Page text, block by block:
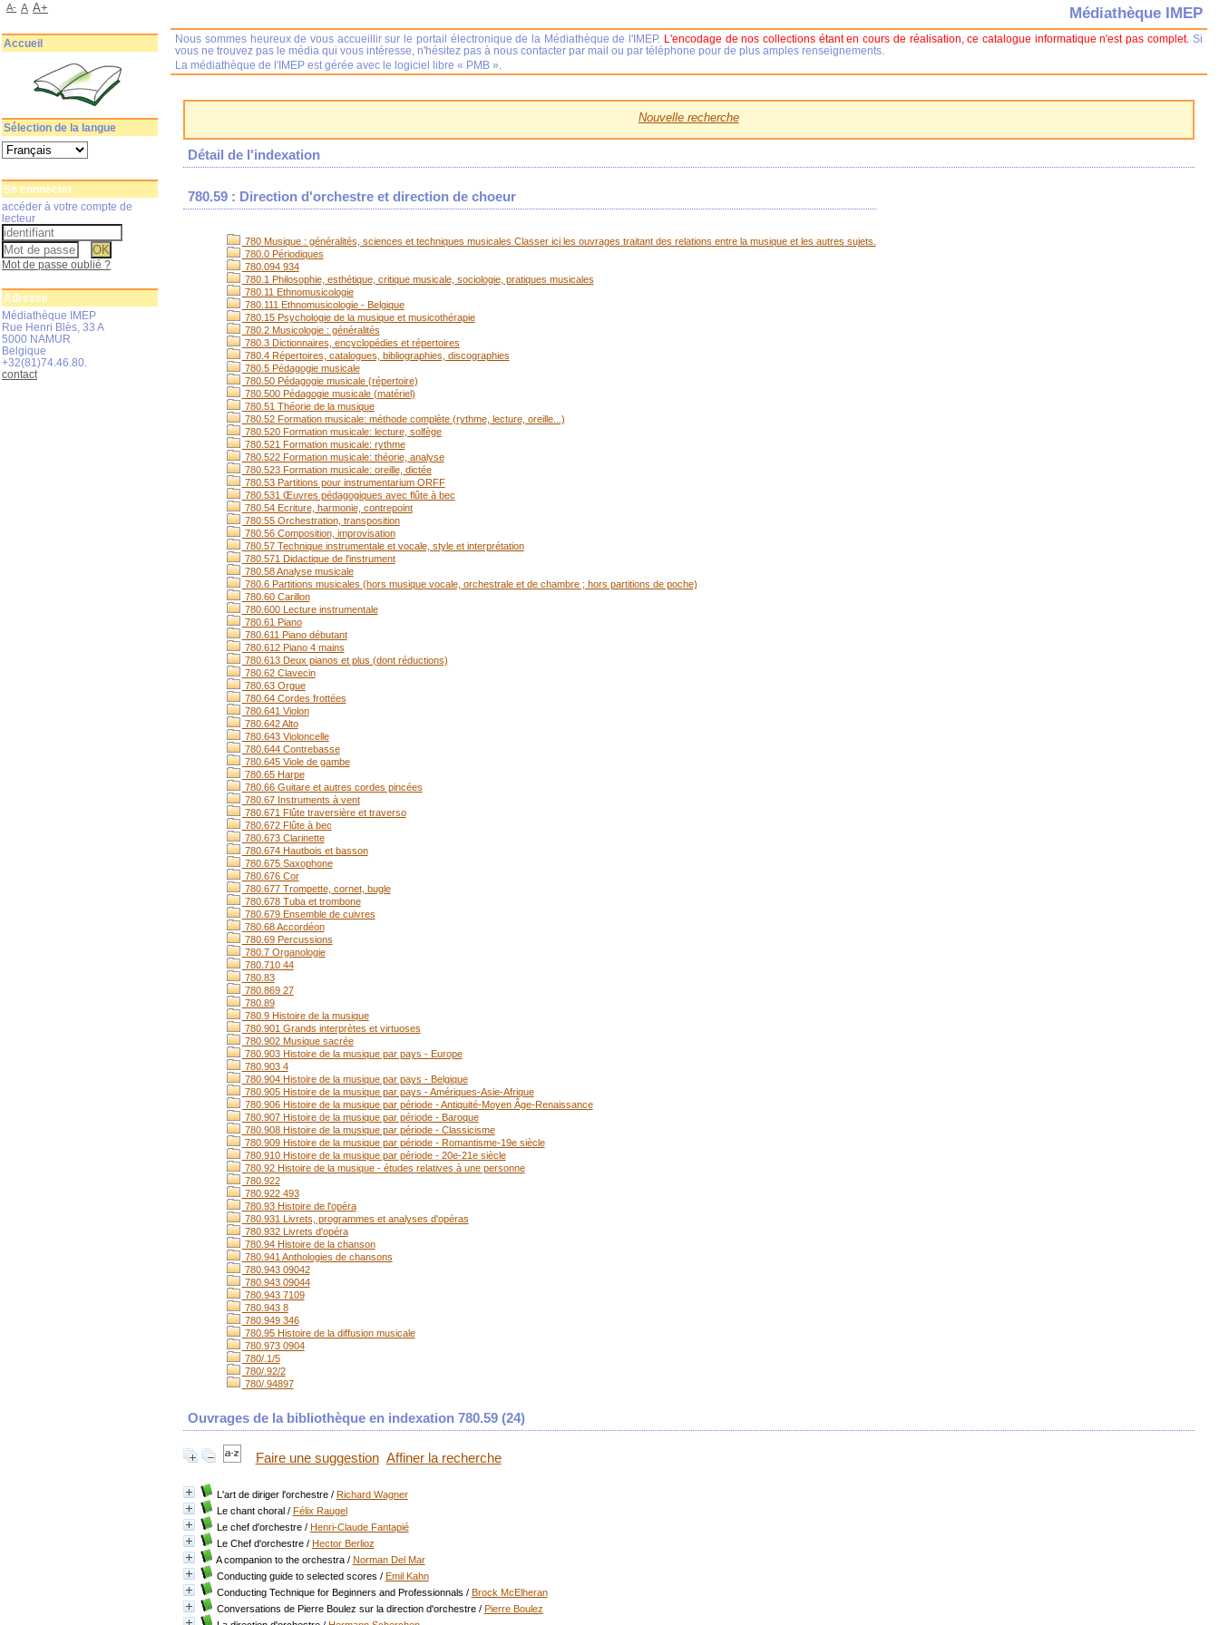
Nouvelle recherche
Détail de l'indexation
780.59 : Direction d'orchestre et direction de choeur
780 Musique : généralités, sciences et techniques musicales Classer ici les ouvrages traitant des relations entre la musique et les autres sujets.
780.0 Périodiques
780.094 934
780.1 Philosophie, esthétique, critique musicale, sociologie, pratiques musicales
780.11 Ethnomusicologie
780.111 Ethnomusicologie - Belgique
780.15 Psychologie de la musique et musicothérapie
780.2 Musicologie : généralités
780.3 Dictionnaires, encyclopédies et répertoires
780.4 Répertoires, catalogues, bibliographies, discographies
780.5 Pédagogie musicale
780.50 Pédagogie musicale (répertoire)
780.500 Pédagogie musicale (matériel)
780.51 Théorie de la musique
780.52 Formation musicale: méthode complète (rythme, lecture, oreille...)
780.520 Formation musicale: lecture, solfège
780.521 Formation musicale: rythme
780.522 Formation musicale: théorie, analyse
780.523 Formation musicale: oreille, dictée
780.53 Partitions pour instrumentarium ORFF
780.531 Œuvres pédagogiques avec flûte à bec
780.54 Ecriture, harmonie, contrepoint
780.55 Orchestration, transposition
780.56 Composition, improvisation
780.57 Technique instrumentale et vocale, style et interprétation
780.571 Didactique de l'instrument
780.58 Analyse musicale
780.6 Partitions musicales (hors musique vocale, orchestrale et de chambre ; hors partitions de poche)
780.60 Carillon
780.600 Lecture instrumentale
780.61 Piano
780.611 Piano débutant
780.612 Piano 4 mains
780.613 Deux pianos et plus (dont réductions)
780.62 Clavecin
780.63 Orgue
780.64 Cordes frottées
780.641 Violon
780.642 Alto
780.643 Violoncelle
780.644 Contrebasse
780.645 Viole de gambe
780.65 Harpe
780.66 Guitare et autres cordes pincées
780.67 Instruments à vent
780.671 Flûte traversière et traverso
780.672 Flûte à bec
780.673 Clarinette
780.674 Hautbois et basson
780.675 Saxophone
780.676 Cor
780.677 Trompette, cornet, bugle
780.678 Tuba et trombone
780.679 Ensemble de cuivres
780.68 Accordéon
780.69 Percussions
780.7 Organologie
780.710 44
780.83
780.869 27
780.89
780.9 Histoire de la musique
780.901 Grands interprètes et virtuoses
780.902 Musique sacrée
780.903 Histoire de la musique par pays - Europe
780.903 4
780.904 Histoire de la musique par pays - Belgique
780.905 Histoire de la musique par pays - Amériques-Asie-Afrique
780.906 Histoire de la musique par période - Antiquité-Moyen Âge-Renaissance
780.907 Histoire de la musique par période - Baroque
780.908 Histoire de la musique par période - Classicisme
780.909 Histoire de la musique par période - Romantisme-19e siècle
780.910 Histoire de la musique par période - 20e-21e siècle
780.92 Histoire de la musique - études relatives à une personne
780.922
780.922 493
780.93 Histoire de l'opéra
780.931 Livrets, programmes et analyses d'opéras
780.932 Livrets d'opéra
780.94 Histoire de la chanson
780.941 Anthologies de chansons
780.943 09042
780.943 09044
780.943 7109
780.943 8
780.949 346
780.95 Histoire de la diffusion musicale
780.973 0904
780/.1/5
780/.92/2
780/.94897
Ouvrages de la bibliothèque en indexation 780.59 (24)
Faire une suggestion Affiner la recherche
L'art de diriger l'orchestre/ Richard Wagner
Le chant choral/ Félix Raugel
Le chef d'orchestre/ Henri-Claude Fantapié
Le Chef d'orchestre/ Hector Berlioz
A companion to the orchestra/ Norman Del Mar
Conducting guide to selected scores / Emil Kahn
Conducting Technique for Beginners and Professionnals / Brock McElheran
Conversations de Pierre Boulez sur la direction d'orchestre/ Pierre Boulez
Médiathèque IMEP
Nous sommes heureux de vous accueillir sur le portail électronique de la Médiathèque de l'IMEP. L'encodage de nos collections étant en cours de réalisation, ce catalogue informatique n'est pas complet. Si
vous ne trouvez pas le média qui vous intéresse, n'hésitez pas à nous contacter par mail ou par téléphone pour de plus amples renseignements.
La médiathèque de l'IMEP est gérée avec le logiciel libre « PMB ».
A- A A+
Accueil
Sélection de la langue
Se connecter
accéder à votre compte de
lecteur
Mot de passe oublié ?
Adresse
Médiathèque IMEP
Rue Henri Blès, 33 A
5000 NAMUR
Belgique
+32(81)74.46.80.
contact